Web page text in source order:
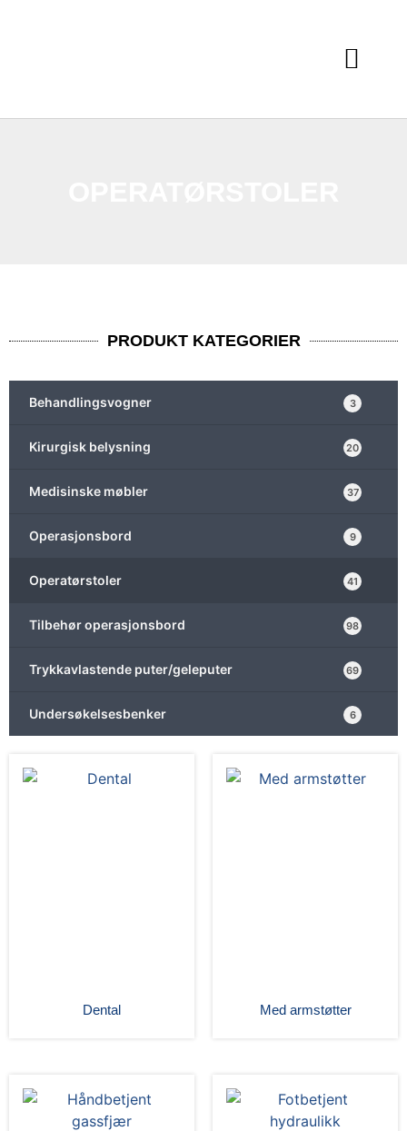
PRODUKT KATEGORIER
Behandlingsvogner 3
Kirurgisk belysning 20
Medisinske møbler 37
Operasjonsbord 9
Operatørstoler 41
Tilbehør operasjonsbord 98
Trykkavlastende puter/geleputer 69
Undersøkelsesbenker 6
Dental Med armstøtter